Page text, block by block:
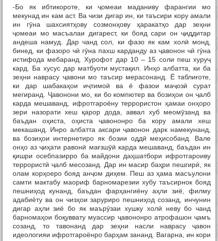
-Бо як ибтикороте, ки ҷомеаи маданиву фарангии мо
мекунад ин кам аст. Ва чизи дигар ин, ки таъсири кору амали
ин гӯна шахсиятҳову созмонҳову ҳаракатҳо дар зеҳни
ҷомеаи мо масъалаи дигарест, ки бояд сари он ҷиддитар
андеша намуд. Дар чанд сол, ки фазо як кам холӣ монд,
бинед, ки фазоро чӣ гӯна пахш карданду аз ҷавонон чӣ гӯна
истифода мебаранд. Хурофот дар 10 – 15 соли пеш хуруҷ
кард. Ба хусус дар матбуоти мустақил. Инҳо албатта, ки ба
зеҳни наврасу ҷавони мо таъсир мерасонанд. Ё таблиғоте,
ки дар шабакаҳои иҷтимоӣ ва ё фазои маҷозӣ сурат
мегиранд. Ҷавонони мо, ки бо компютер ва бозиҳои он ҷалб
карда мешаванд, ифротгароёну террористон ҳамаи онҳоро
зери назорати хеш қарор дода, аввал хуб меомӯзанд ва
баъдан оҳиста, оҳиста ҷавононро ба кору амали хеш
мекашанд. Инро албатта аксари ҷавонон дарк намекунанд,
ва бозиҳои интернетиро як бозии оддӣ меҳисобанд. Вале
онҳо аз ҷиҳати равонӣ мағзшӯӣ карда мешаванд, баъдан ин
қишри осебпазирро ба майдони даҳшатбори ифротгароиву
террористӣ ҷалб месозанд. Дар ин масир баҳри пешгирӣ, як
олам корҳоеро бояд анҷом диҳем. Пеш аз ҳама масъулони
самти мактабу маориф барномарезии хубу таъсирнок бояд
пешниҳод кунанд, баъдан фарҳангиёну аҳли зиё, филму
адабиёту ва он чизҳои заруриро пешниҳод созанд, инчунин
дигар аҳли зиё бо як маърӯзаи хушку холӣ неву бо чанд
барномаҳои боқуввату муассир ҷавононро атрофашон ҷамъ
созанд, то тавонанд дар зеҳни насли наврасу ҷавон
идеологияи ифротгароёнро барҳам зананд. Вагарна, ин кори